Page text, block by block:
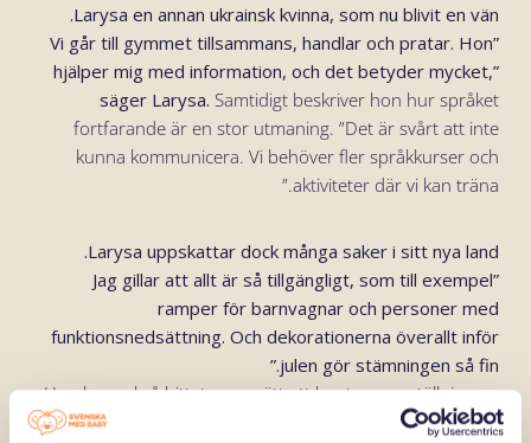
Larysa en annan ukrainsk kvinna, som nu blivit en vän.
”Vi går till gymmet tillsammans, handlar och pratar. Hon
hjälper mig med information, och det betyder mycket,”
säger Larysa. Samtidigt beskriver hon hur språket
fortfarande är en stor utmaning. ”Det är svårt att inte
kunna kommunicera. Vi behöver fler språkkurser och
aktiviteter där vi kan träna.”
Larysa uppskattar dock många saker i sitt nya land.
”Jag gillar att allt är så tillgängligt, som till exempel
ramper för barnvagnar och personer med
funktionsnedsättning. Och dekorationerna överallt inför
julen gör stämningen så fin.”
Hon har också hittat egna sätt att hantera omställningen.
”Jag började leta efter ett gym direkt. Jag mådde psykiskt